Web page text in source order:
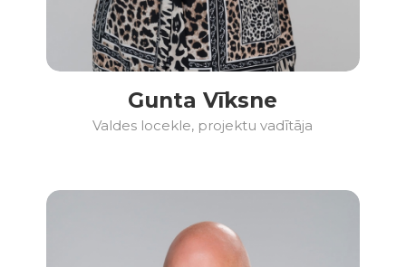
Gunta Vīksne
Valdes locekle, projektu vadītāja